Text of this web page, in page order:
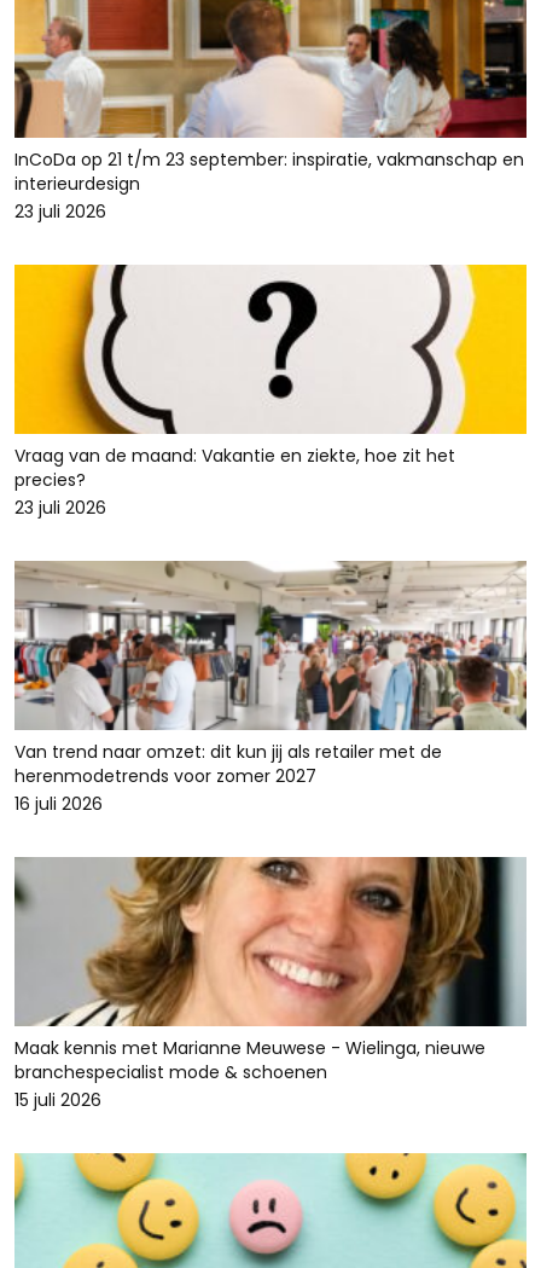
InCoDa op 21 t/m 23 september: inspiratie, vakmanschap en
interieurdesign
23 juli 2026
Vraag van de maand: Vakantie en ziekte, hoe zit het
precies?
23 juli 2026
Van trend naar omzet: dit kun jij als retailer met de
herenmodetrends voor zomer 2027
16 juli 2026
Maak kennis met Marianne Meuwese - Wielinga, nieuwe
branchespecialist mode & schoenen
15 juli 2026